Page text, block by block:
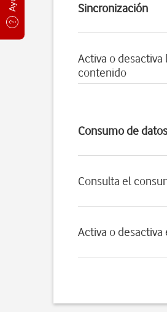
Sincronización
Activa o
contenido
Consumo de datos
Consulta el
Activa o